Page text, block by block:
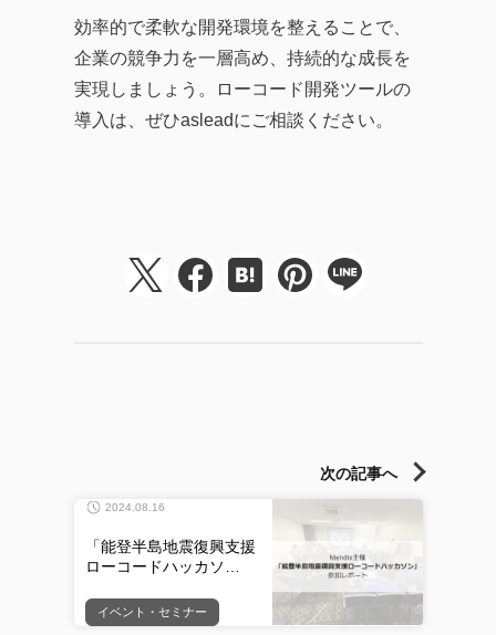
効率的で柔軟な開発環境を整えることで、
企業の競争力を一層高め、持続的な成長を
実現しましょう。ローコード開発ツールの
導入は、ぜひasleadにご相談ください。
次の記事へ
2024.08.16
「能登半島地震復興支援
ローコードハッカソ…
イベント・セミナー